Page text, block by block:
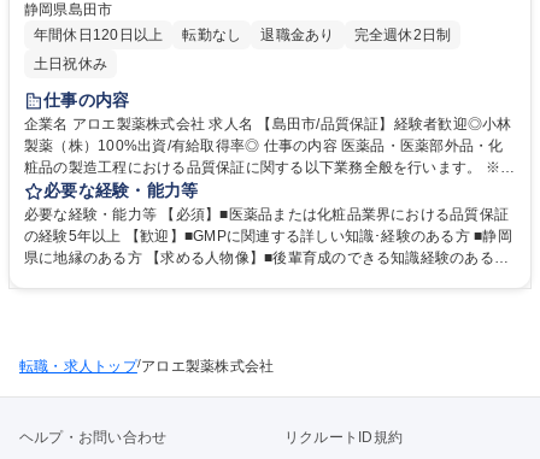
静岡県島田市
年間休日120日以上
転勤なし 退職金あり
完全週休2日制
土日祝休み
仕事の内容
企業名 アロエ製薬株式会社 求人名 【島田市/品質保証】経験者歓迎◎小林
製薬（株）100%出資/有給取得率◎ 仕事の内容 医薬品・医薬部外品・化
粧品の製造工程における品質保証に関する以下業務全般を行います。 ※変
更範囲：社内業務全般 ■製品製造工程で生じる各種問題の改善や予防･対
処 ■安定した製品品質確保のためのシステム維持･管理 ■お客様からのご指
摘に対する原因調査や是正 ■新製品立上げや既存品仕様変更時における生
産検証計 画の立案やバリデーションの実施 ■親会社と協力した品質管理体
必要な経験・能力等
必要な経験・能力等 【必須】■医薬品または化粧品業界における品質保証
の経験5年以上 【歓迎】■GMPに関連する詳しい知識･経験のある方 ■静岡
県に地縁のある方 【求める人物像】■後輩育成のできる知識経験のある方
転職・求人トップ/アロエ製薬株式会社
ヘルプ・お問い合わせ リクルートID規約